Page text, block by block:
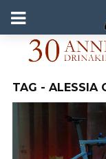
TAG - ALESSIA